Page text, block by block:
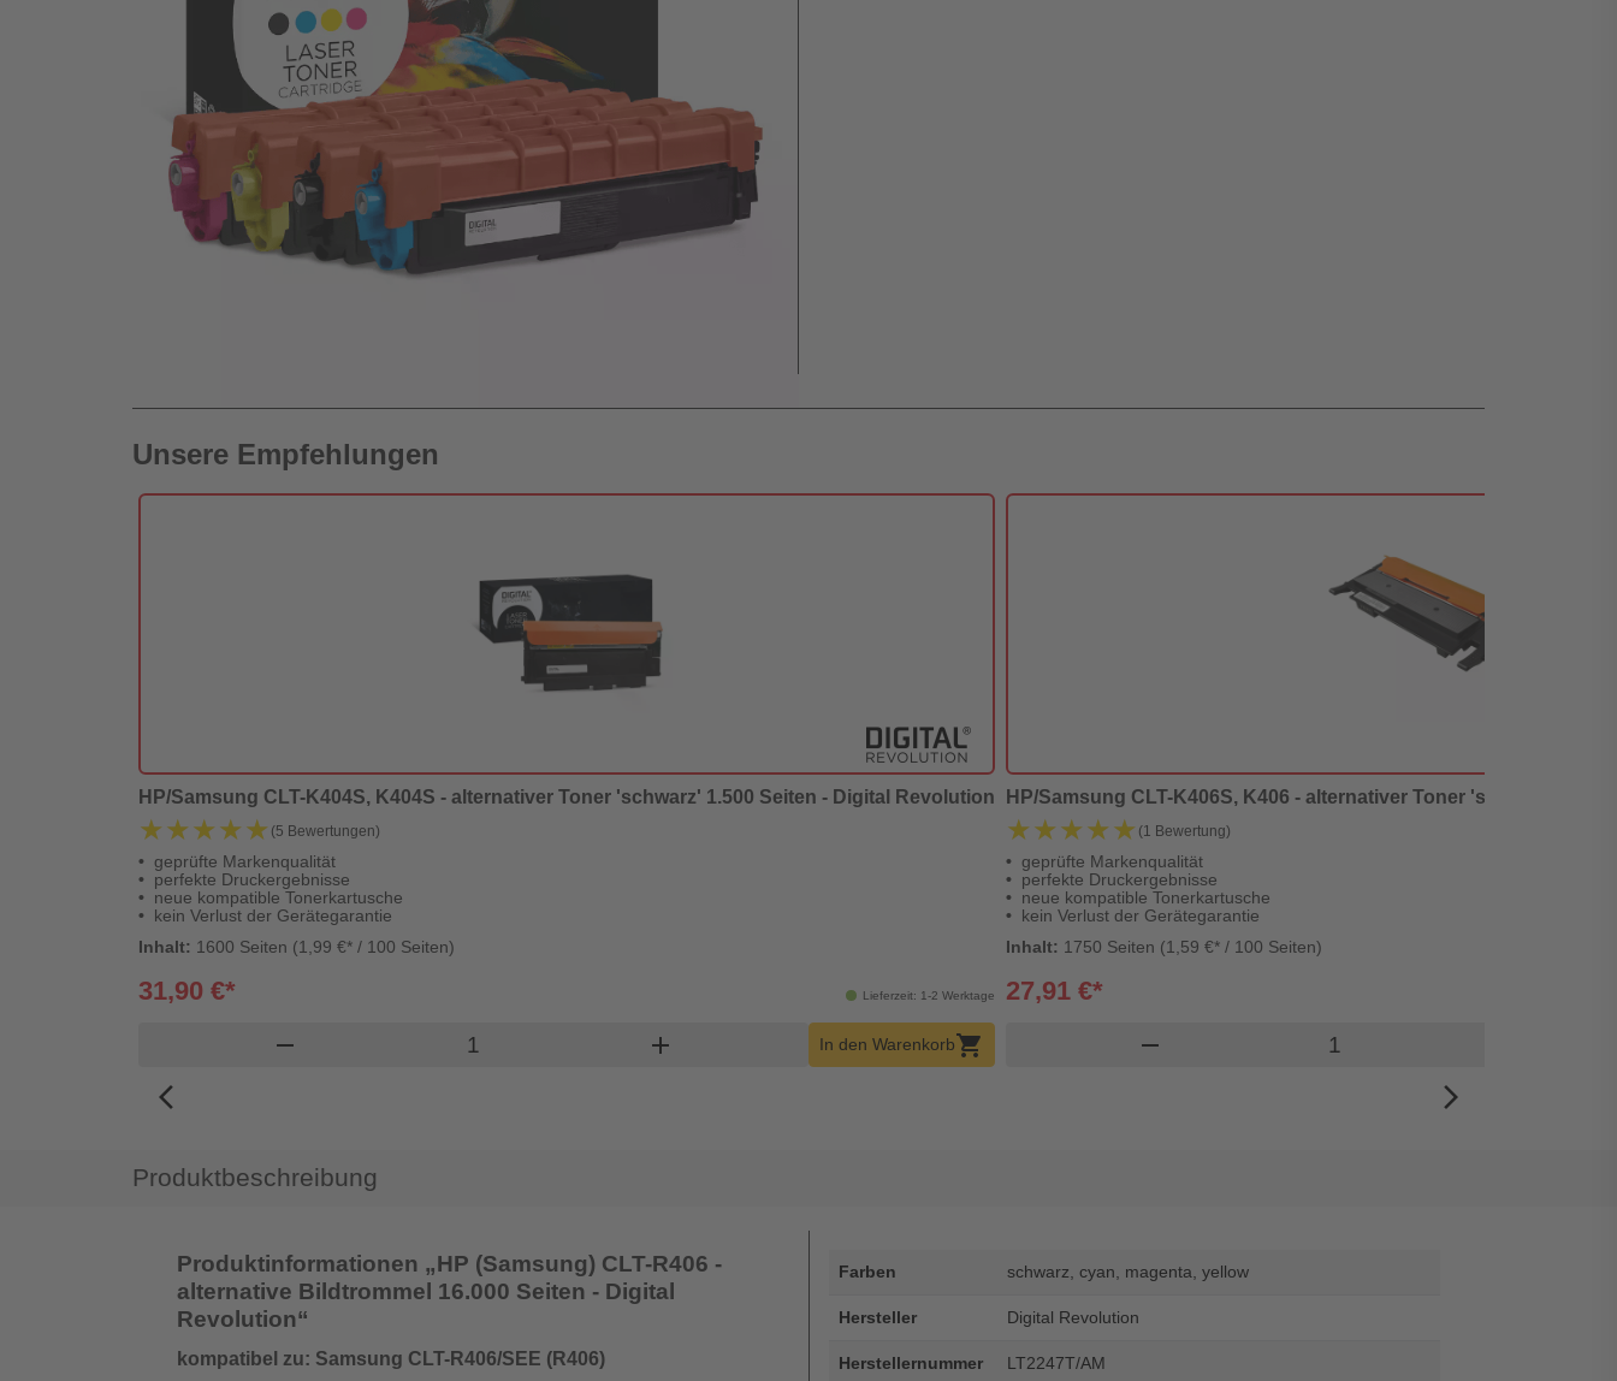
Unsere Empfehlungen
HP/Samsung CLT-K404S, K404S - alternativer Toner 'schwarz' 1.500 Seiten - Digital Revolution
★★★★★
★★★★★ (5 Bewertungen)
geprüfte Markenqualität
perfekte Druckergebnisse
neue kompatible Tonerkartusche
kein Verlust der Gerätegarantie
Inhalt: 1600 Seiten (1,99 €* / 100 Seiten)
Lieferzeit: 1-2 Werktage
31,90 €*
remove Produkt Warenkorb Menge
add In den Warenkorbshopping_cart
HP/Samsung CLT-K406S, K406 - alternativer Toner 'schwarz'
★★★★★
★★★★★ (1 Bewertung)
geprüfte Markenqualität
perfekte Druckergebnisse
neue kompatible Tonerkartusche
kein Verlust der Gerätegarantie
Inhalt: 1750 Seiten (1,59 €* / 100 Seiten)
27,91 €*
remove Produkt Warenkorb Menge
arrow_back_ios_new
arrow_forward_ios
Produktbeschreibung
Produktinformationen „HP (Samsung) CLT-R406 -
alternative Bildtrommel 16.000 Seiten - Digital
Revolution“
kompatibel zu: Samsung CLT-R406/SEE (R406)
Farben schwarz, cyan, magenta, yellow
Hersteller Digital Revolution
Herstellernummer LT2247T/AM